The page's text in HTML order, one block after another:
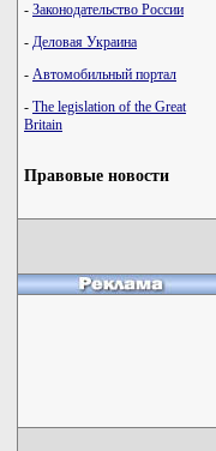
- Законодательство России
- Деловая Украина
- Автомобильный портал
- The legislation of the Great
Britain
Правовые новости